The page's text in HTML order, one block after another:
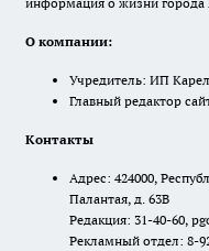
О компании:
Учредитель: ИП
Главный редактор
Контакты
Адрес: 424000,
Палантая, д. 63В
Редакция: 31-40-60,
Рекламный отдел: 8-